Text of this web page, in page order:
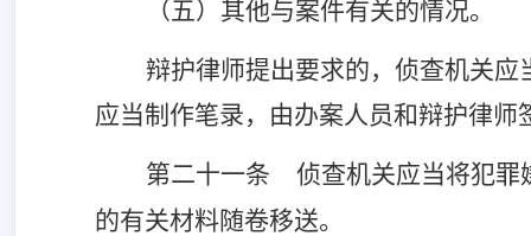
（五）其他与案件有关的情况。
辩护律师提出要求的，侦查机关
应当制作笔录，由办案人员和辩护律师
第二十一条
侦查机关应当将犯罪
的有关材料随卷移送。